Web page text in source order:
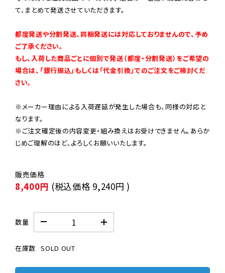
て、まとめて発送させていただきます。
都度発送や分割発送、同梱発送には対応しておりませんので、予め
ご了承ください。
もし、入荷した商品ごとに個別で発送（都度・分割発送）をご希望の
場合は、「銀行振込」もしくは「代金引換」でのご注文をご検討くだ
さい。
※メーカー理由による入荷遅延が発生した場合も、同様の対応と
なります。
※ご注文確定後の内容変更・組み換えはお受けできません。あらか
じめご理解のほど、よろしくお願いいたします。
8,400円 (税込価格 9,240円 )
数量
在庫数 SOLD OUT